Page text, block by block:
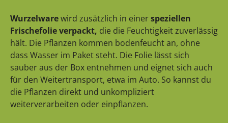
Wurzelwarewird zusätzlich in einerspeziellen
Frischefolie verpackt, die die Feuchtigkeit zuverlässig
hält. Die Pflanzen kommen bodenfeucht an, ohne
dass Wasser im Paket steht. Die Folie lässt sich
sauber aus der Box entnehmen und eignet sich auch
für den Weitertransport, etwa im Auto. So kannst du
die Pflanzen direkt und unkompliziert
weiterverarbeiten oder einpflanzen.